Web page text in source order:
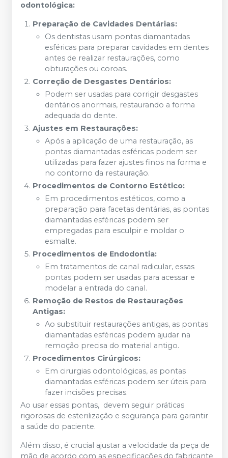
odontológica:
Preparação de Cavidades Dentárias:
Os dentistas usam pontas diamantadas
esféricas para preparar cavidades em dentes
antes de realizar restaurações, como
obturações ou coroas.
Correção de Desgastes Dentários:
Podem ser usadas para corrigir desgastes
dentários anormais, restaurando a forma
adequada do dente.
Ajustes em Restaurações:
Após a aplicação de uma restauração, as
pontas diamantadas esféricas podem ser
utilizadas para fazer ajustes finos na forma e
no contorno da restauração.
Procedimentos de Contorno Estético:
Em procedimentos estéticos, como a
preparação para facetas dentárias, as pontas
diamantadas esféricas podem ser
empregadas para esculpir e moldar o
esmalte.
Procedimentos de Endodontia:
Em tratamentos de canal radicular, essas
pontas podem ser usadas para acessar e
modelar a entrada do canal.
Remoção de Restos de Restaurações
Antigas:
Ao substituir restaurações antigas, as pontas
diamantadas esféricas podem ajudar na
remoção precisa do material antigo.
Procedimentos Cirúrgicos:
Em cirurgias odontológicas, as pontas
diamantadas esféricas podem ser úteis para
fazer incisões precisas.
Ao usar essas pontas, devem seguir práticas
rigorosas de esterilização e segurança para garantir
a saúde do paciente.
Além disso, é crucial ajustar a velocidade da peça de
mão de acordo com as especificações do fabricante